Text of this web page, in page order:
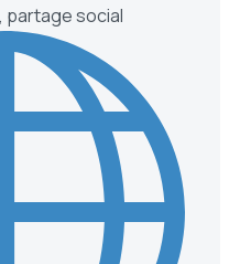
partage social